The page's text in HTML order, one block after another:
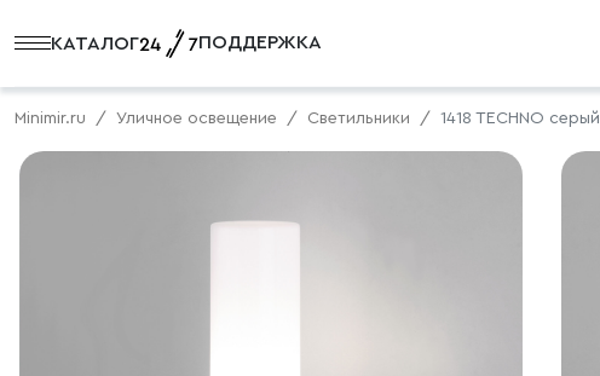
КАТАЛОГ ПОДДЕРЖКА
Minimir.ru Уличное освещение Светильники 1418 TECHNO серый